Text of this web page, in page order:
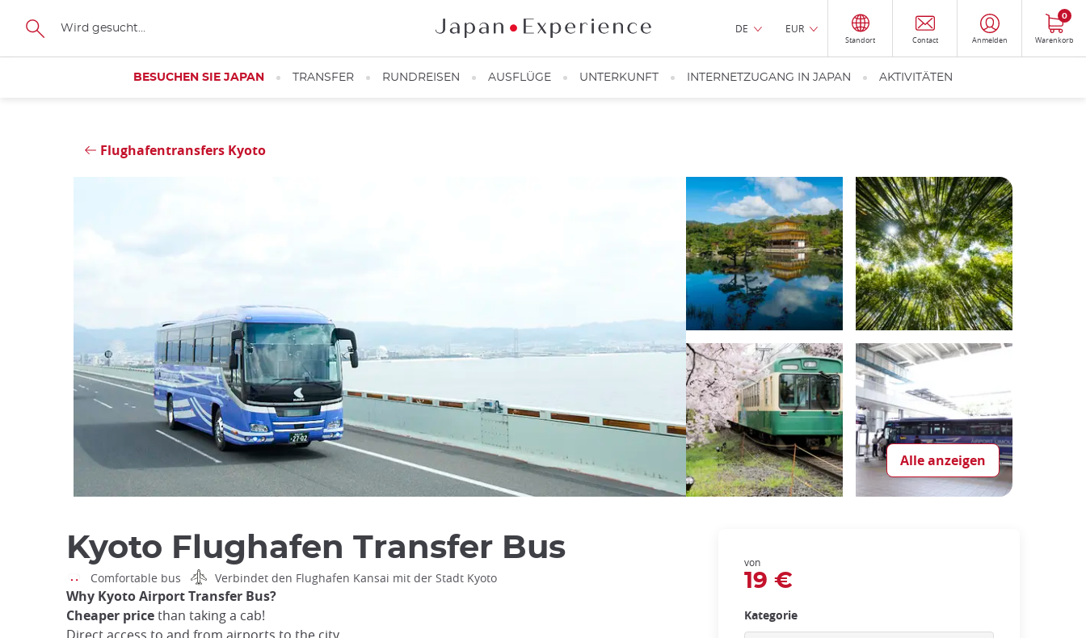
Größe
DE EUR
Standort Contact Anmelden Warenkorb
0
BESUCHEN SIE JAPAN TRANSFER RUNDREISEN AUSFLÜGE UNTERKUNFT INTERNETZUGANG IN JAPAN AKTIVITÄTEN
Flughafentransfers Kyoto
Alle anzeigen
Schließen
Komfortabler und erschwinglicher Flughafentransfer.
KATE/ Japan-Erfahrung
Kyoto Flughafen Transfer Bus
Comfortable bus Verbindet den Flughafen Kansai mit der Stadt Kyoto
Why Kyoto Airport Transfer Bus?
Cheaper pricethan taking a cab!
von
19 €
Kategorie